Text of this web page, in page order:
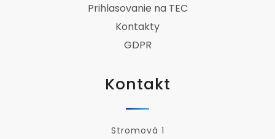
Prihlasovanie na TEC
Kontakty
GDPR
Kontakt
Stromová 1